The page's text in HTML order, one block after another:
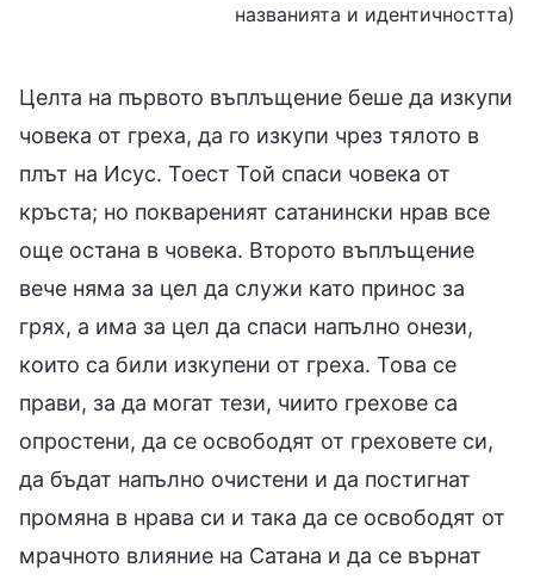
названията и идентичността)
Целта на първото въплъщение беше да изкупи
човека от греха, да го изкупи чрез тялото в
плът на Исус. Тоест Той спаси човека от
кръста; но поквареният сатанински нрав все
още остана в човека. Второто въплъщение
вече няма за цел да служи като принос за
грях, а има за цел да спаси напълно онези,
които са били изкупени от греха. Това се
прави, за да могат тези, чиито грехове са
опростени, да се освободят от греховете си,
да бъдат напълно очистени и да постигнат
промяна в нрава си и така да се освободят от
мрачното влияние на Сатана и да се върнат